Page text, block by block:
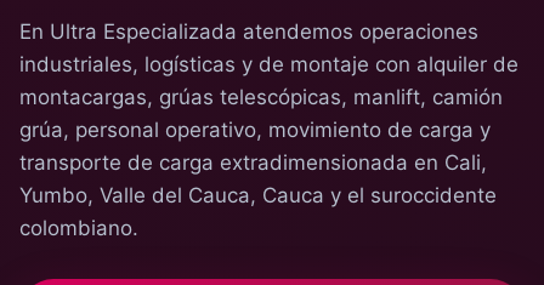
En Ultra Especializada atendemos operaciones
industriales, logísticas y de montaje con alquiler de
montacargas, grúas telescópicas, manlift, camión
grúa, personal operativo, movimiento de carga y
transporte de carga extradimensionada en Cali,
Yumbo, Valle del Cauca, Cauca y el suroccidente
colombiano.